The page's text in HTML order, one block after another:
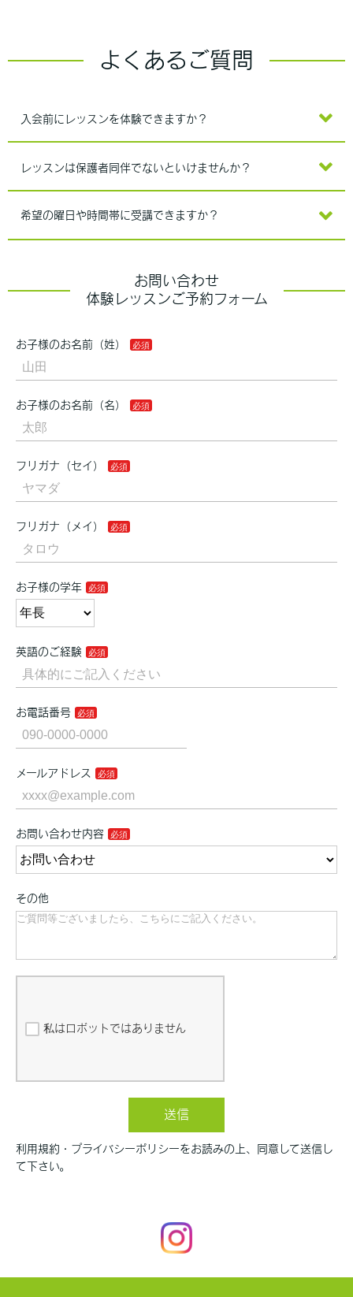
よくあるご質問
入会前にレッスンを体験できますか？
レッスンは保護者同伴でないといけませんか？
希望の曜日や時間帯に受講できますか？
お問い合わせ
体験レッスンご予約フォーム
お子様のお名前（姓）
お子様のお名前（名）
フリガナ（セイ）
フリガナ（メイ）
お子様の学年
英語のご経験
お電話番号
メールアドレス
お問い合わせ内容
その他
私はロボットではありません
送信
利用規約・プライバシーポリシーをお読みの上、同意して送信し
て下さい。